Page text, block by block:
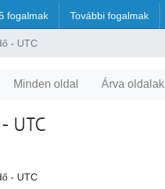
fogalmak További fogalmak
- UTC
Minden oldal Árva oldalak
UTC
- UTC